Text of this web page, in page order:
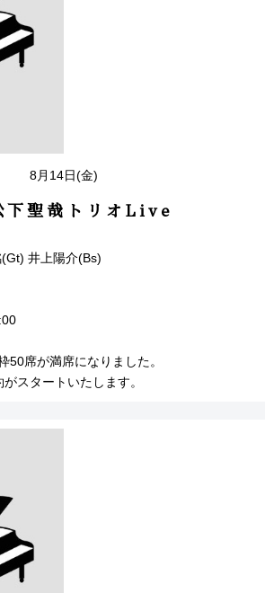
8月14日(金)
聖哉トリオLive
井上陽介(Bs)
席が満席になりました。
スタートいたします。